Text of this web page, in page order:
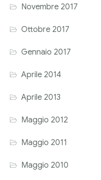
Novembre 2017
Ottobre 2017
Gennaio 2017
Aprile 2014
Aprile 2013
Maggio 2012
Maggio 2011
Maggio 2010